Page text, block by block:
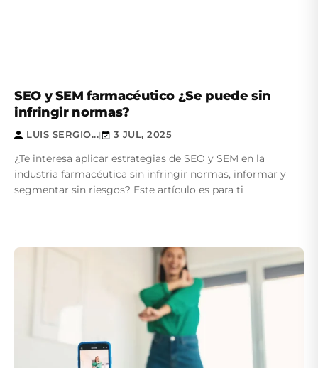
SEO y SEM farmacéutico ¿Se puede sin
infringir normas?
LUIS SERGIO...| 3 JUL, 2025
¿Te interesa aplicar estrategias de SEO y SEM en la
industria farmacéutica sin infringir normas, informar y
segmentar sin riesgos? Este artículo es para ti